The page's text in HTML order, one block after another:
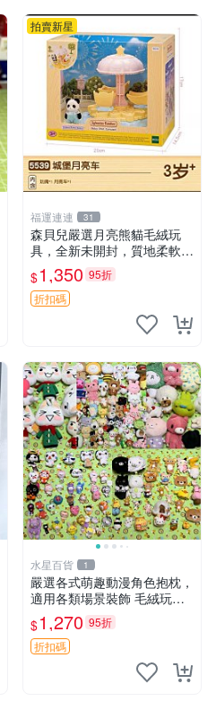
拍賣新星
福運連連 31
森貝兒嚴選月亮熊貓毛絨玩
具，全新未開封，質地柔軟適
合收藏 月亮熊貓 毛絨玩具 新
款 儲倉直銷
$1,350 95折
折扣碼
水星百貨 1
嚴選各式萌趣動漫角色抱枕，
適用各類場景裝飾 毛絨玩
具、卡通抱枕、趣味玩偶
$1,270 95折
折扣碼